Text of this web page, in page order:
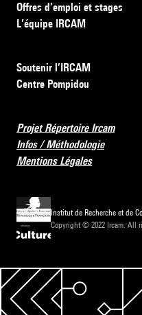
Offres d’emploi et stages
L’équipe IRCAM
Soutenir l’IRCAM
Centre Pompidou
Projet Répertoire Ircam
Infos / Méthodologie
Mentions Légales
Institut de Recherche et de
Copyright © 2022 Ircam. All